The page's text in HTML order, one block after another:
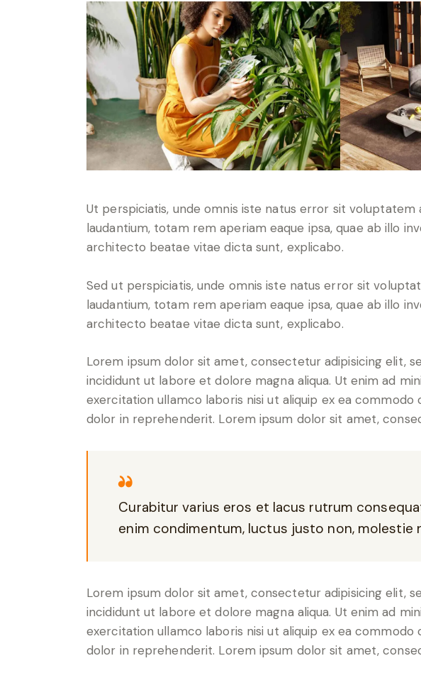
Ut perspiciatis, unde omnis iste natus error sit voluptatem
laudantium, totam rem aperiam eaque ipsa, quae ab illo
architecto beatae vitae dicta sunt, explicabo.
Sed ut perspiciatis, unde omnis iste natus error sit
laudantium, totam rem aperiam eaque ipsa, quae ab illo
architecto beatae vitae dicta sunt, explicabo.
Lorem ipsum dolor sit amet, consectetur adipisicing elit,
incididunt ut labore et dolore magna aliqua. Ut enim ad
exercitation ullamco laboris nisi ut aliquip ex ea commodo
dolor in reprehenderit. Lorem ipsum dolor sit amet,
Curabitur varius eros et lacus rutrum
enim condimentum, luctus justo non, molestie
Lorem ipsum dolor sit amet, consectetur adipisicing elit,
incididunt ut labore et dolore magna aliqua. Ut enim ad
exercitation ullamco laboris nisi ut aliquip ex ea commodo
dolor in reprehenderit. Lorem ipsum dolor sit amet,